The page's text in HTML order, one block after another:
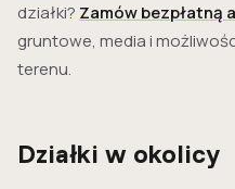
działki? Zamów bezpłatną
gruntowe, media i
terenu.
Działki w okolicy